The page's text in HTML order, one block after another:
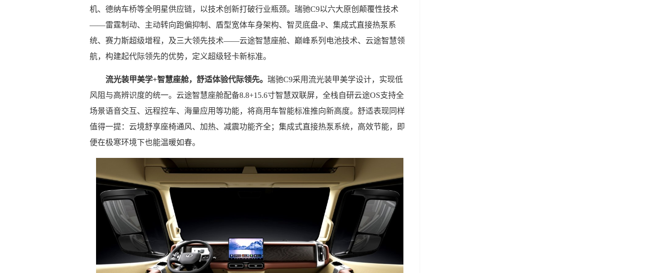
机、德纳车桥等全明星供应链，以技术创新打破行业瓶颈。瑞驰C9以六大原创颠覆性技术
——雷霆制动、主动转向跑偏抑制、盾型宽体车身架构、智灵底盘-P、集成式直接热泵系
统、赛力斯超级增程，及三大领先技术——云途智慧座舱、巅峰系列电池技术、云途智慧领
航，构建起代际领先的优势，定义超级轻卡新标准。
流光装甲美学+智慧座舱，舒适体验代际领先。 瑞驰C9采用流光装甲美学设计，实现低
风阻与高辨识度的统一。云途智慧座舱配备8.8+15.6寸智慧双联屏，全栈自研云途OS支持全
场景语音交互、远程控车、海量应用等功能，将商用车智能标准推向新高度。舒适表现同样
值得一提：云境舒享座椅通风、加热、减震功能齐全；集成式直接热泵系统，高效节能，即
便在极寒环境下也能温暖如春。